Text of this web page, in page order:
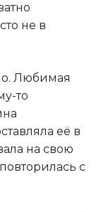
не в
Любимая
то
её в
на свою
с